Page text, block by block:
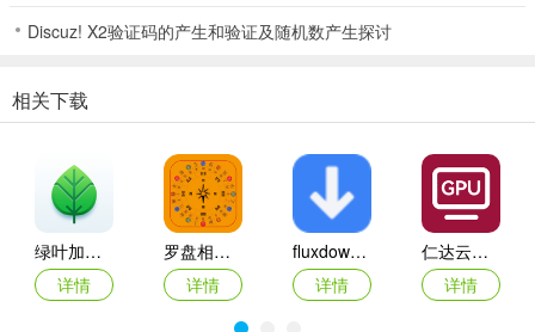
3、点击麦克风按钮，开始说出您想要转换的文字内容
Discuz! X2验证码的产生和验证及随机数产生探讨
相关下载
绿叶加速器app
详情
罗盘相机app
详情
fluxdown手机版
详情
仁达云电脑app
详情